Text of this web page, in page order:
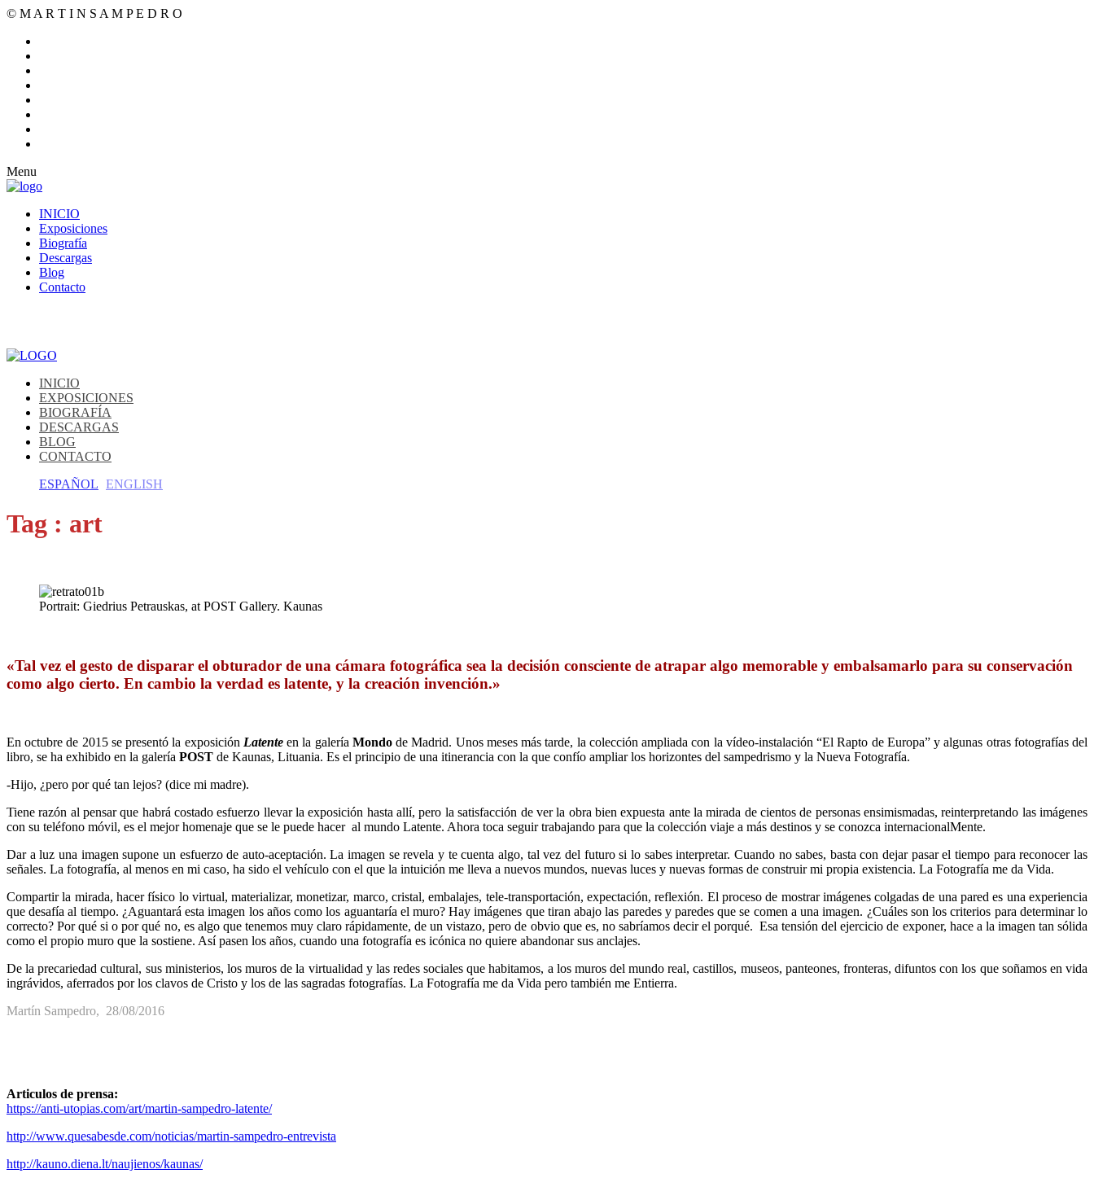
© M A R T I N S A M P E D R O
Menu
INICIO
Exposiciones
Biografía
Descargas
Blog
Contacto
INICIO
EXPOSICIONES
BIOGRAFÍA
DESCARGAS
BLOG
CONTACTO
ESPAÑOL ENGLISH
Tag : art
Portrait: Giedrius Petrauskas, at POST Gallery. Kaunas
«Tal vez el gesto de disparar el obturador de una cámara fotográfica sea la decisión consciente de atrapar algo memorable y embalsamarlo para su conservación
como algo cierto. En cambio la verdad es latente, y la creación invención.»
En octubre de 2015 se presentó la exposición Latenteen la galería Mondode Madrid. Unos meses más tarde, la colección ampliada con la vídeo-instalación “El Rapto de Europa” y algunas otras fotografías del
libro, se ha exhibido en la galería POST de Kaunas, Lituania. Es el principio de una itinerancia con la que confío ampliar los horizontes del sampedrismo y la Nueva Fotografía.
-Hijo, ¿pero por qué tan lejos? (dice mi madre).
Tiene razón al pensar que habrá costado esfuerzo llevar la exposición hasta allí, pero la satisfacción de ver la obra bien expuesta ante la mirada de cientos de personas ensimismadas, reinterpretando las imágenes
con su teléfono móvil, es el mejor homenaje que se le puede hacer al mundo Latente. Ahora toca seguir trabajando para que la colección viaje a más destinos y se conozca internacionalMente.
Dar a luz una imagen supone un esfuerzo de auto-aceptación. La imagen se revela y te cuenta algo, tal vez del futuro si lo sabes interpretar. Cuando no sabes, basta con dejar pasar el tiempo para reconocer las
señales. La fotografía, al menos en mi caso, ha sido el vehículo con el que la intuición me lleva a nuevos mundos, nuevas luces y nuevas formas de construir mi propia existencia. La Fotografía me da Vida.
Compartir la mirada, hacer físico lo virtual, materializar, monetizar, marco, cristal, embalajes, tele-transportación, expectación, reflexión. El proceso de mostrar imágenes colgadas de una pared es una experiencia
que desafía al tiempo. ¿Aguantará esta imagen los años como los aguantaría el muro? Hay imágenes que tiran abajo las paredes y paredes que se comen a una imagen. ¿Cuáles son los criterios para determinar lo
correcto? Por qué si o por qué no, es algo que tenemos muy claro rápidamente, de un vistazo, pero de obvio que es, no sabríamos decir el porqué. Esa tensión del ejercicio de exponer, hace a la imagen tan sólida
como el propio muro que la sostiene. Así pasen los años, cuando una fotografía es icónica no quiere abandonar sus anclajes.
De la precariedad cultural, sus ministerios, los muros de la virtualidad y las redes sociales que habitamos, a los muros del mundo real, castillos, museos, panteones, fronteras, difuntos con los que soñamos en vida
ingrávidos, aferrados por los clavos de Cristo y los de las sagradas fotografías. La Fotografía me da Vida pero también me Entierra.
Martín Sampedro, 28/08/2016
Articulos de prensa:
https://anti-utopias.com/art/martin-sampedro-latente/
http://www.quesabesde.com/noticias/martin-sampedro-entrevista
http://kauno.diena.lt/naujienos/kaunas/